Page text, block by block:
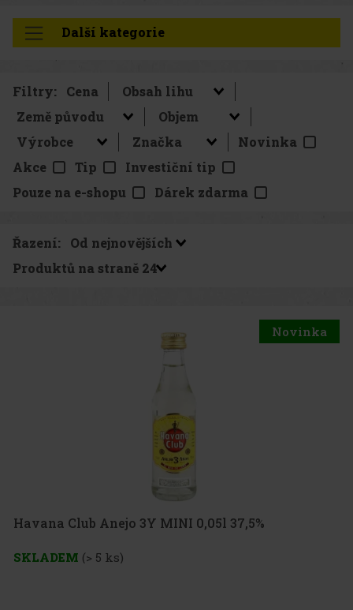
Další kategorie
Filtry: Cena
Novinka
Akce
Tip
Investiční tip
Pouze na e-shopu
Dárek zdarma
Řazení:
Produktů na straně
Novinka
Havana Club Anejo 3Y MINI 0,05l 37,5%
SKLADEM (> 5 ks)